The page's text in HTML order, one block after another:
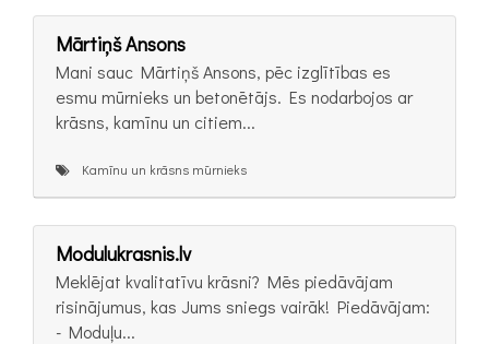
Mārtiņš Ansons
Mani sauc Mārtiņš Ansons, pēc izglītības es
esmu mūrnieks un betonētājs. Es nodarbojos ar
krāsns, kamīnu un citiem...
Kamīnu un krāsns mūrnieks
Modulukrasnis.lv
Meklējat kvalitatīvu krāsni? Mēs piedāvājam
risinājumus, kas Jums sniegs vairāk! Piedāvājam:
- Moduļu...